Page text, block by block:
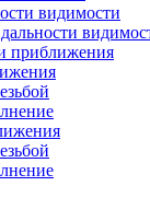
видимости
приближения